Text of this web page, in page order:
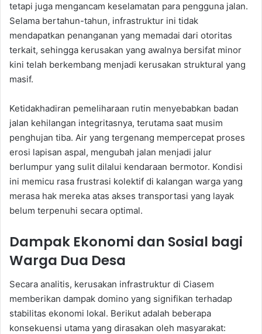
tetapi juga mengancam keselamatan para pengguna jalan.
Selama bertahun-tahun, infrastruktur ini tidak
mendapatkan penanganan yang memadai dari otoritas
terkait, sehingga kerusakan yang awalnya bersifat minor
kini telah berkembang menjadi kerusakan struktural yang
masif.
Ketidakhadiran pemeliharaan rutin menyebabkan badan
jalan kehilangan integritasnya, terutama saat musim
penghujan tiba. Air yang tergenang mempercepat proses
erosi lapisan aspal, mengubah jalan menjadi jalur
berlumpur yang sulit dilalui kendaraan bermotor. Kondisi
ini memicu rasa frustrasi kolektif di kalangan warga yang
merasa hak mereka atas akses transportasi yang layak
belum terpenuhi secara optimal.
Dampak Ekonomi dan Sosial bagi
Warga Dua Desa
Secara analitis, kerusakan infrastruktur di Ciasem
memberikan dampak domino yang signifikan terhadap
stabilitas ekonomi lokal. Berikut adalah beberapa
konsekuensi utama yang dirasakan oleh masyarakat: